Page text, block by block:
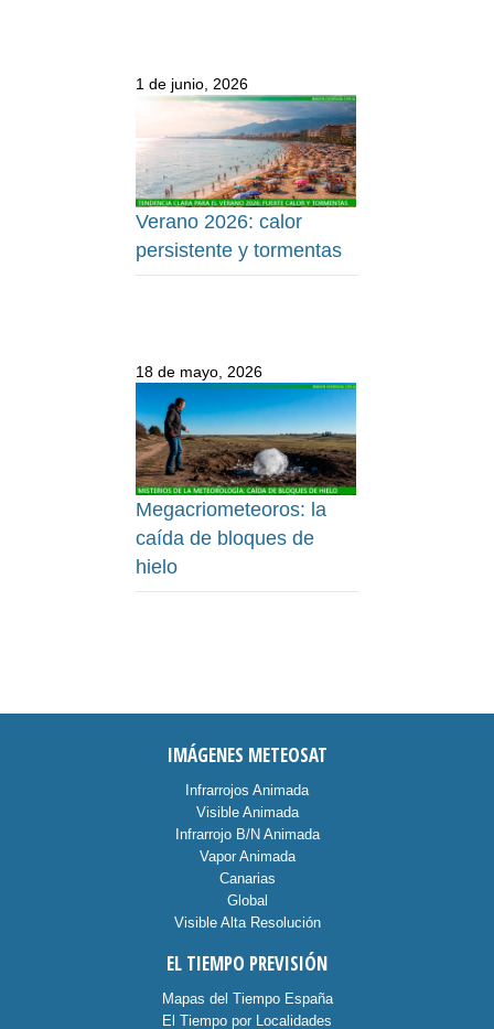
1 de junio, 2026
Verano 2026: calor
persistente y tormentas
18 de mayo, 2026
Megacriometeoros: la
caída de bloques de
hielo
IMÁGENES METEOSAT
Infrarrojos Animada
Visible Animada
Infrarrojo B/N Animada
Vapor Animada
Canarias
Global
Visible Alta Resolución
EL TIEMPO PREVISIÓN
Mapas del Tiempo España
El Tiempo por Localidades